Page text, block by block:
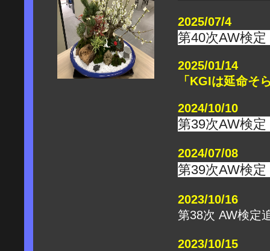
2025/07/4
第40次AW検
2025/01/14
「KGIは延命そ
2024/10/10
第39次AW検
2024/07/08
第39次AW検
2023/10/16
第38次 AW検定
2023/10/15